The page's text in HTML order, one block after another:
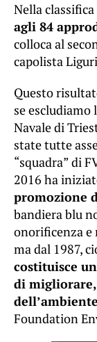
Nella
agli 84
colloca al
capolista
Questo
se escludiamo
Navale di
state tutte
“squadra” di
2016 ha
promozione
bandiera blu
onorificenza e
ma dal 1987,
costituisce
di
dell’ambiente
Foundation